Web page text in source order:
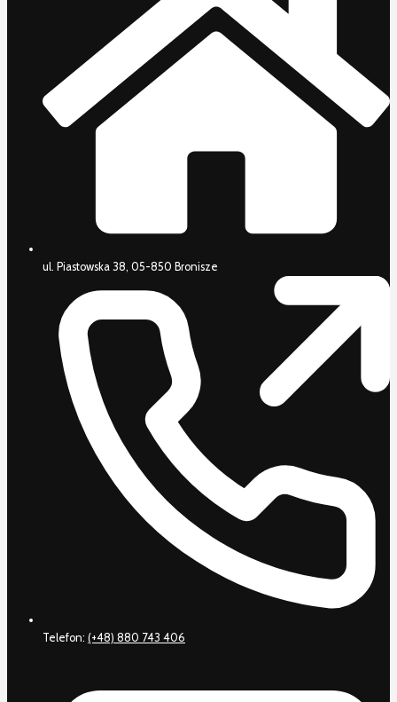
ul. Piastowska 38, 05-850 Bronisze
Telefon: (+48) 880 743 406